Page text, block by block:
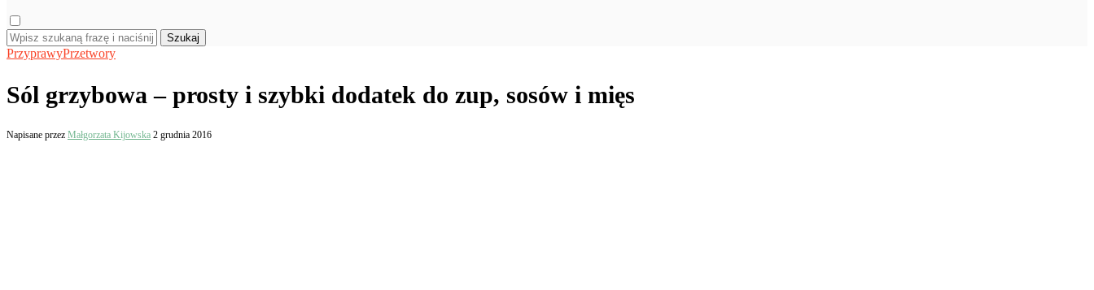
Szukaj
PrzyprawyPrzetwory
Sól grzybowa – prosty i szybki dodatek do zup, sosów i mięs
Napisane przez Małgorzata Kijowska 2 grudnia 2016